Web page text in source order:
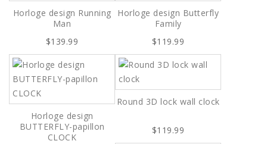
Horloge design Running
Man
$139.99
Horloge design Butterfly
Family
$119.99
Horloge design
BUTTERFLY-papillon
CLOCK
Round 3D lock wall clock
$119.99